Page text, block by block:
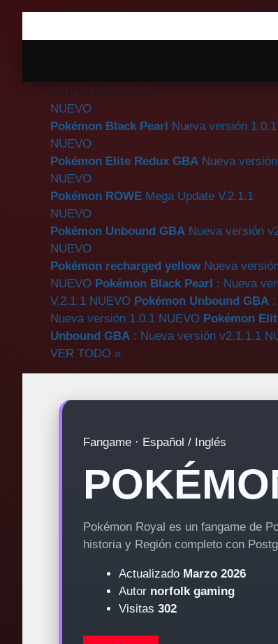
NUEVO
Pokémon Black Pearl Nueva versión 1.0.1
NUEVO
Pokémon Elite Redux GBA Nueva
NUEVO
Pokémon ROWE Mega Update V.2.1.1
NUEVO
Pokémon Unbound GBA Nueva versión
NUEVO
Pokémon recharged yellow Nueva
NUEVO Pokémon Black Pearl : Nueva
V.2.1.1 NUEVO Pokémon Unbound GBA
Nueva versión 1.0.1 NUEVO Pokémon
Unbound GBA : Nueva versión v2.1.1.1
VER TODO »
Fangame · Español / Inglés
Pokémon Royal es un fangame de
historia y Región completo con
Actualizado Marzo 2026
Autor norfolk gaming
Visitas 302